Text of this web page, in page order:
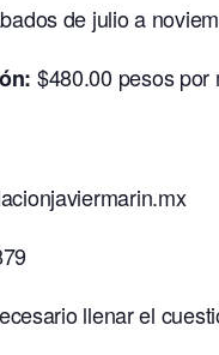
de julio a
$480.00 pesos por
llenar el